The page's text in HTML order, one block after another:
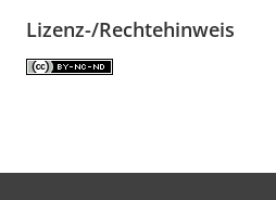
Lizenz-/Rechtehinweis